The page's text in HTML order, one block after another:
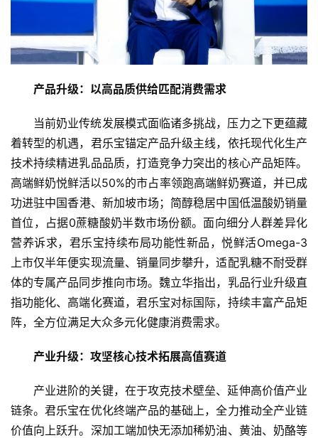
首
页
商
业
产品升级：以高品质供给匹配消费需求
当前奶业传统发展模式面临诸多挑战，压力之下更蕴藏
着转型的机遇，君乐宝锚定产品升级主线，依托现代化生产
技术持续精进乳品品质，打造竞争力突出的核心产品矩阵。
高端鲜奶悦鲜活以50%的市占率领跑高端鲜奶赛道，并已成
功进驻中国香港、新加坡市场；简醇稳居中国低温酸奶销量
首位，占据0蔗糖酸奶半数市场份额。面向细分人群差异化
营养诉求，君乐宝持续布局功能性新品，悦鲜活Omega-3
上市仅半年便实现流量、销量同步攀升，适配乳糖不耐受群
体的专属产品同步推向市场。魏立华指出，乳品行业升级直
指功能化、高端化赛道，君乐宝对标国际，持续丰富产品矩
阵，全方位满足大众多元化健康消费需求。
产业升级：攻坚核心技术拓展高值赛道
产业进阶的关键，在于攻克技术壁垒、延伸高价值产业
链条。君乐宝在优化终端产品的基础上，全力推动全产业链
价值向上跃升。深加工端加快无添加稀奶油、黄油、奶酪等